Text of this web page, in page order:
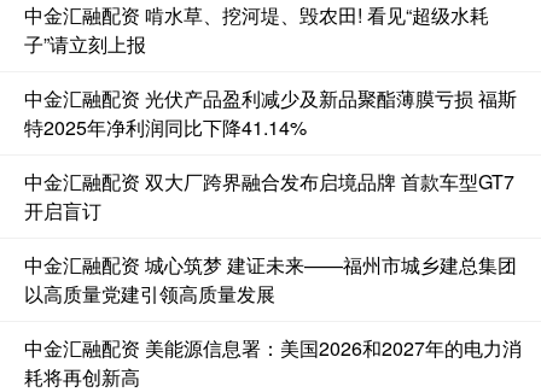
中金汇融配资 啃水草、挖河堤、毁农田! 看见“超级水耗
子”请立刻上报
中金汇融配资 光伏产品盈利减少及新品聚酯薄膜亏损 福斯
特2025年净利润同比下降41.14%
中金汇融配资 双大厂跨界融合发布启境品牌 首款车型GT7
开启盲订
中金汇融配资 城心筑梦 建证未来——福州市城乡建总集团
以高质量党建引领高质量发展
中金汇融配资 美能源信息署：美国2026和2027年的电力消
耗将再创新高